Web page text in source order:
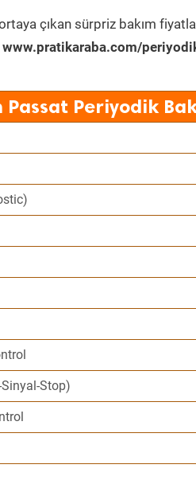
çıkan sürpriz bakım
www.pratikaraba.com/
Passat Periyodik
Stop)